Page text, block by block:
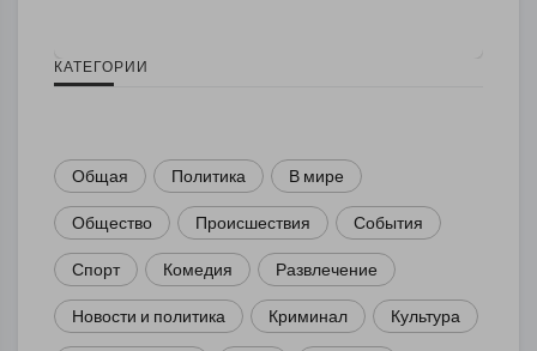
КАТЕГОРИИ
Общая Политика В мире
Общество Происшествия События
Спорт Комедия Развлечение
Новости и политика Криминал Культура